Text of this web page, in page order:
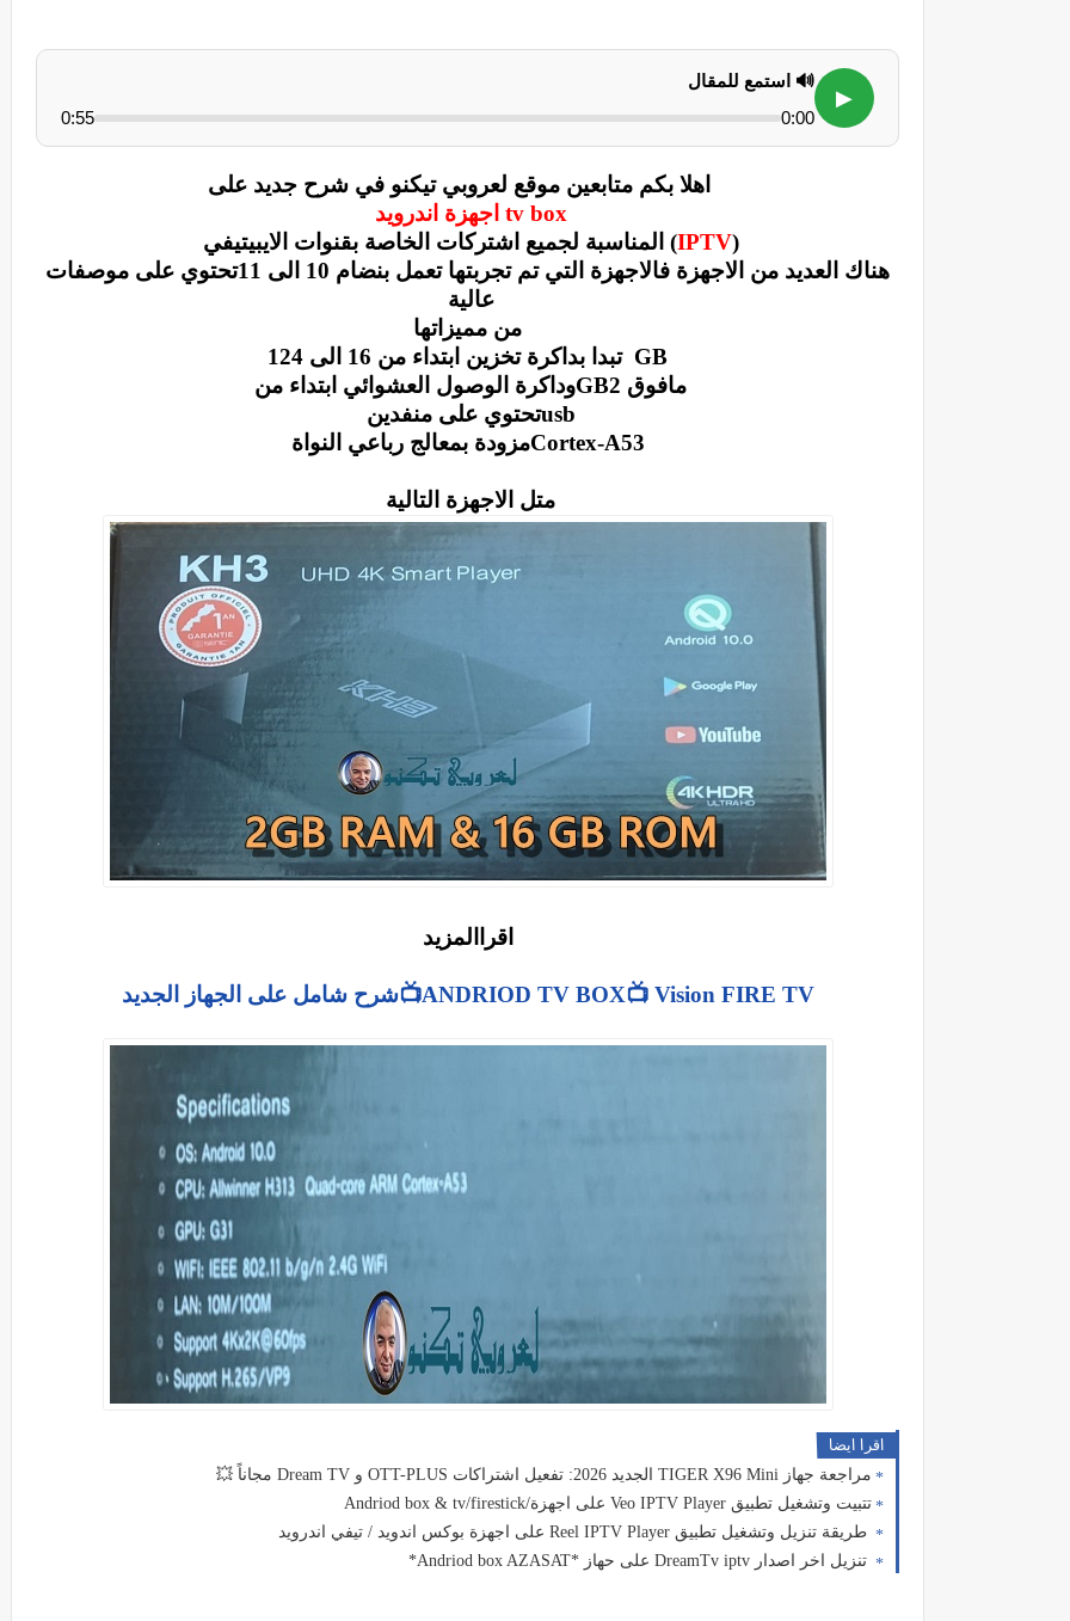
▶
🔊 استمع للمقال
0:00
0:55
اهلا بكم متابعين موقع لعروبي تيكنو في شرح جديد على
tv box اجهزة اندرويد
(
IPTV) المناسبة لجميع اشتركات الخاصة بقنوات الايبيتيفي
هناك العديد من الاجهزة ف
الاجهزة التي تم تجربتها تعمل بنضام 10 الى 11تحتوي على موصفات
عالية
من مميزاتها
GB تبدا بداكرة تخزين ابتداء من 16 الى 124
مافوق GB2
وداكرة الوصول العشوائي ابتداء من
usbتحتوي على منفدين
Cortex-A53مزودة بمعالج رباعي النواة
متل الاجهزة التالية
اقراالمزيد
ANDRIOD TV BOX📺 Vision FIRE TV📺شرح شامل على الجهاز الجديد
اقرا ايضا
مراجعة جهاز TIGER X96 Mini الجديد 2026: تفعيل اشتراكات OTT-PLUS و Dream TV مجاناً 💥
تتبيت وتشغيل تطبيق Veo IPTV Player على اجهزة/Andriod box & tv/firestick
طريقة تنزيل وتشغيل تطبيق Reel IPTV Player على اجهزة بوكس اندويد / تيفي اندرويد
تنزيل اخر اصدار DreamTv iptv على حهاز *Andriod box AZASAT*